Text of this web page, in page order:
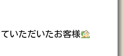
いただいたお客様